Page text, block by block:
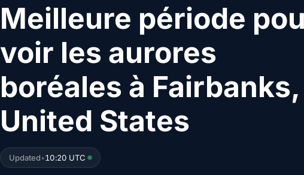
Meilleure période
voir les aurores
boréales à Fairbanks,
United States
Updated•10:20 UTC